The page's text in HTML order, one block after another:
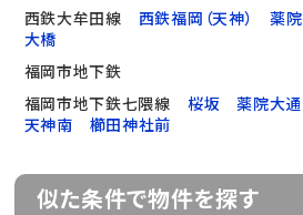
西鉄大牟田線
西鉄福岡（天神） 薬院
大橋
福岡市地下鉄
福岡市地下鉄七隈線
桜坂 薬院大通
天神南
櫛田神社前
似た条件で物件を探す